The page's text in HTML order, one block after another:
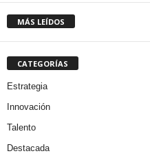
MÁS LEÍDOS
CATEGORÍAS
Estrategia
Innovación
Talento
Destacada